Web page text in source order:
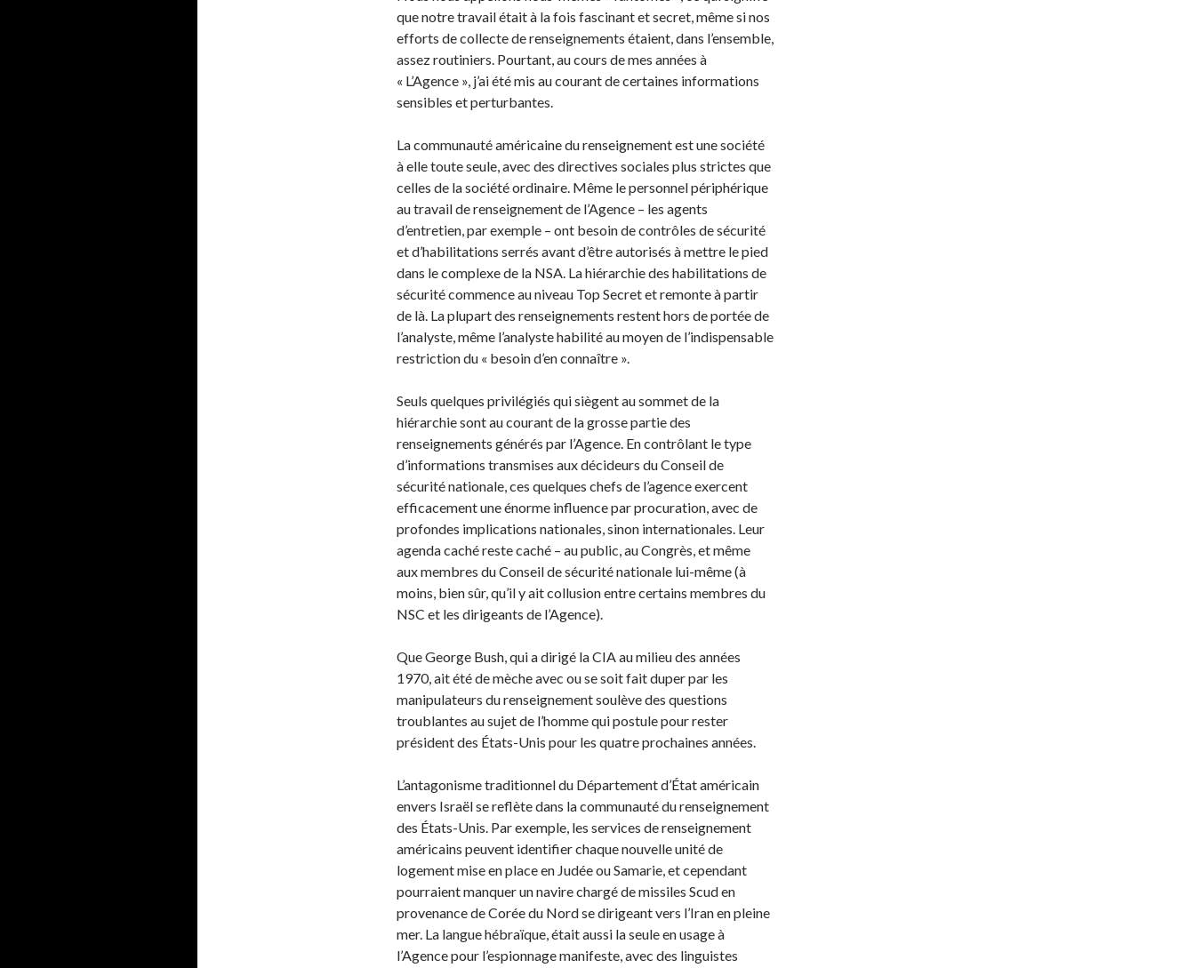
que notre travail était à la fois fascinant et secret, même si nos
efforts de collecte de renseignements étaient, dans l’ensemble,
assez routiniers. Pourtant, au cours de mes années à
« L’Agence », j’ai été mis au courant de certaines informations
sensibles et perturbantes.
La communauté américaine du renseignement est une société
à elle toute seule, avec des directives sociales plus strictes que
celles de la société ordinaire. Même le personnel périphérique
au travail de renseignement de l’Agence – les agents
d’entretien, par exemple – ont besoin de contrôles de sécurité
et d’habilitations serrés avant d’être autorisés à mettre le pied
dans le complexe de la NSA. La hiérarchie des habilitations de
sécurité commence au niveau Top Secret et remonte à partir
de là. La plupart des renseignements restent hors de portée de
l’analyste, même l’analyste habilité au moyen de l’indispensable
restriction du « besoin d’en connaître ».
Seuls quelques privilégiés qui siègent au sommet de la
hiérarchie sont au courant de la grosse partie des
renseignements générés par l’Agence. En contrôlant le type
d’informations transmises aux décideurs du Conseil de
sécurité nationale, ces quelques chefs de l’agence exercent
efficacement une énorme influence par procuration, avec de
profondes implications nationales, sinon internationales. Leur
agenda caché reste caché – au public, au Congrès, et même
aux membres du Conseil de sécurité nationale lui-même (à
moins, bien sûr, qu’il y ait collusion entre certains membres du
NSC et les dirigeants de l’Agence).
Que George Bush, qui a dirigé la CIA au milieu des années
1970, ait été de mèche avec ou se soit fait duper par les
manipulateurs du renseignement soulève des questions
troublantes au sujet de l’homme qui postule pour rester
président des États-Unis pour les quatre prochaines années.
L’antagonisme traditionnel du Département d’État américain
envers Israël se reflète dans la communauté du renseignement
des États-Unis. Par exemple, les services de renseignement
américains peuvent identifier chaque nouvelle unité de
logement mise en place en Judée ou Samarie, et cependant
pourraient manquer un navire chargé de missiles Scud en
provenance de Corée du Nord se dirigeant vers l’Iran en pleine
mer. La langue hébraïque, était aussi la seule en usage à
l’Agence pour l’espionnage manifeste, avec des linguistes